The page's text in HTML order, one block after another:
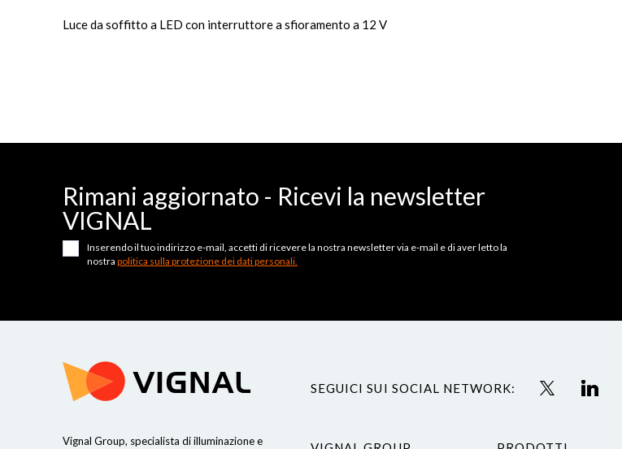
Luce da soffitto a LED con interruttore a sfioramento a 12 V
Rimani aggiornato - Ricevi la newsletter
VIGNAL
Inserendo il tuo indirizzo e-mail, accetti di ricevere la nostra newsletter via e-mail e di aver letto la
nostra politica sulla protezione dei dati personali.
Vignal Group, specialista di illuminazione e
SEGUICI SUI SOCIAL NETWORK: